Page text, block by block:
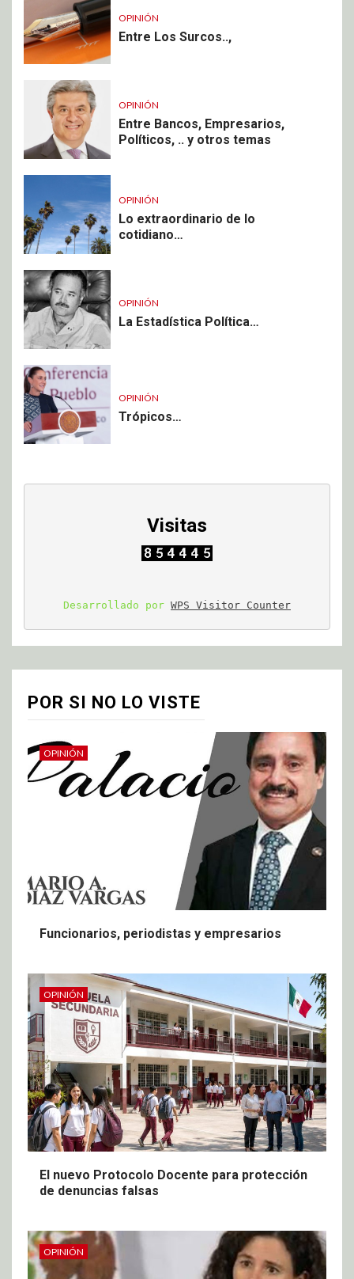
OPINIÓN
Entre Los Surcos..,
OPINIÓN
Entre Bancos, Empresarios,
Políticos, .. y otros temas
OPINIÓN
Lo extraordinario de lo
cotidiano…
OPINIÓN
La Estadística Política…
OPINIÓN
Trópicos…
Visitas
Desarrollado por WPS Visitor Counter
POR SI NO LO VISTE
OPINIÓN
Funcionarios, periodistas y empresarios
OPINIÓN
El nuevo Protocolo Docente para protección
de denuncias falsas
OPINIÓN